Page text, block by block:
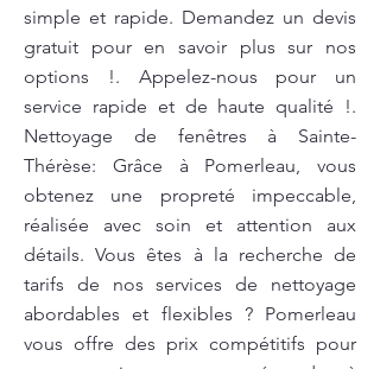
simple et rapide. Demandez un devis
gratuit pour en savoir plus sur nos
options !. Appelez-nous pour un
service rapide et de haute qualité !.
Nettoyage de fenêtres à Sainte-
Thérèse: Grâce à Pomerleau, vous
obtenez une propreté impeccable,
réalisée avec soin et attention aux
détails. Vous êtes à la recherche de
tarifs de nos services de nettoyage
abordables et flexibles ? Pomerleau
vous offre des prix compétitifs pour